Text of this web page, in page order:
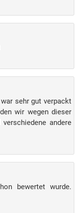
sehr gut verpackt
wir wegen dieser
andere
bewertet wurde.